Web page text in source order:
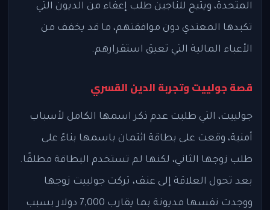
المتحدة، ويتيح للناجين طلب إعفاء من الديون التي
تكبدها المعتدي دون موافقتهم، ما قد يخفف من
الأعباء المالية التي تعيق استقرارهم.
قصة جولييت وتجربة الدين القسري
جولييت، التي طلبت عدم ذكر اسمها الكامل لأسباب
أمنية، وقعت على بطاقة ائتمان باسمها بناءً على
طلب زوجها الثاني، لكنها لم تستخدم البطاقة مطلقًا.
بعد تحول العلاقة إلى عنف، تركت جولييت زوجها
ووجدت نفسها مديونة بما يقارب 7,000 دولار بسبب